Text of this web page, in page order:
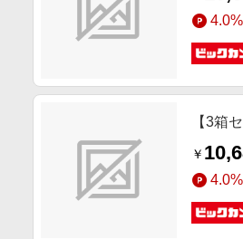
4.0%
【3箱
￥
4.0%